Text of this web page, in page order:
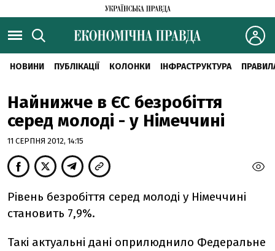
НОВИНИ ПУБЛІКАЦІЇ КОЛОНКИ ІНФРАСТРУКТУРА
Найнижче в ЄС безробіття
серед молоді - у Німеччині
11 СЕРПНЯ 2012, 14:15
Рівень безробіття серед молоді у Німеччині
становить 7,9%.
Такі актуальні дані оприлюднило Федеральне